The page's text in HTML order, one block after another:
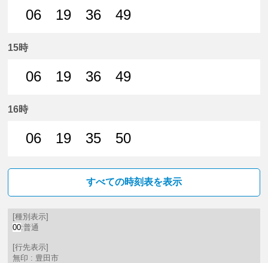
06
19
36
49
15時
06
19
36
49
16時
06
19
35
50
すべての時刻表を表示
[種別表示]
00:普通
[行先表示]
無印 : 豊田市